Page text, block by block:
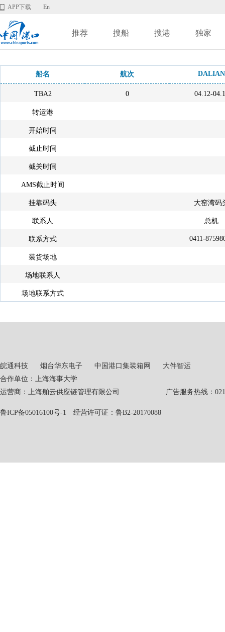
APP下载 En
推荐 搜船 搜港 独家
船名 航次 DALIAN
TBA2 0 04.12-
转运港
开始时间
截止时间
截关时间
AMS截止时间
挂靠码头 大窑湾码
联系人 总机
联系方式 0411-
装货场地
场地联系人
场地联系方式
皖通科技 烟台华东电子 中国港口集装箱网
大件智运
合作单位：上海海事大学
运营商：上海舶云供应链管理有限公司 广告服务热线：021-
鲁ICP备05016100号-1 经营许可证：鲁B2-20170088